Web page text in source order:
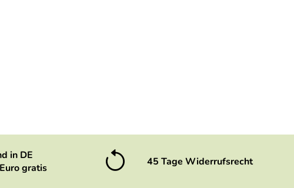
in DE
gratis
45 Tage Widerrufsrecht